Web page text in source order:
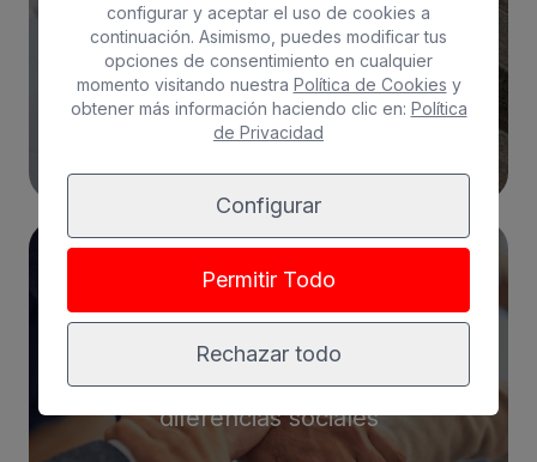
Leer más
POLÍTICA SOCIAL
Trabajamos para reducir las
diferencias sociales
configurar y aceptar el uso de cookies a
continuación. Asimismo, puedes modificar tus
opciones de consentimiento en cualquier
momento visitando nuestra Política de Cookies y
obtener más información haciendo clic en: Política
de Privacidad
Configurar
Permitir Todo
Rechazar todo